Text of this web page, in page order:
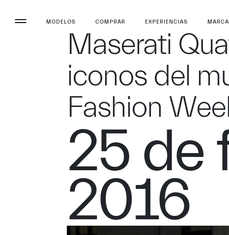
MODELOS COMPRAR EXPERIENCIAS MARCA
Maserati
iconos del
Fashion
25 de
2016